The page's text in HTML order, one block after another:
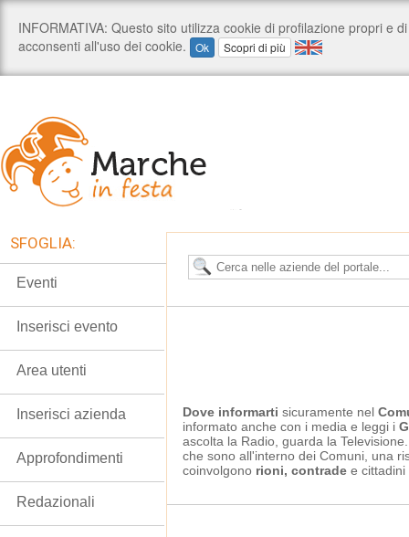
Dove informarti sicuramente nel
informato anche con i media e leggi i
ascolta la Radio, guarda la
che sono all'interno dei Comuni, una
coinvolgono rioni, contrade e cittadini
SFOGLIA:
Eventi
Inserisci evento
Area utenti
Inserisci azienda
Approfondimenti
Redazionali